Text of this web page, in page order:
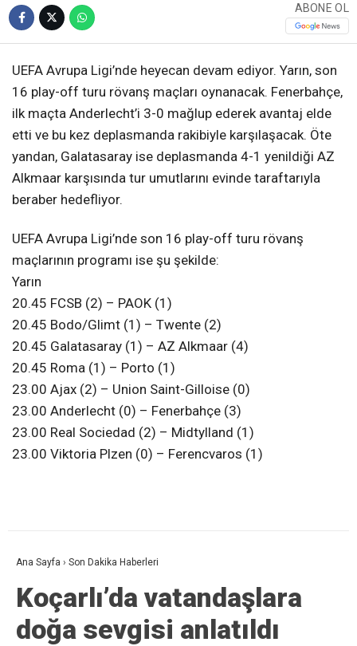
ABONE OL
UEFA Avrupa Ligi’nde heyecan devam ediyor. Yarın, son
16 play-off turu rövanş maçları oynanacak. Fenerbahçe,
ilk maçta Anderlecht’i 3-0 mağlup ederek avantaj elde
etti ve bu kez deplasmanda rakibiyle karşılaşacak. Öte
yandan, Galatasaray ise deplasmanda 4-1 yenildiği AZ
Alkmaar karşısında tur umutlarını evinde taraftarıyla
beraber hedefliyor.
UEFA Avrupa Ligi’nde son 16 play-off turu rövanş
maçlarının programı ise şu şekilde:
Yarın
20.45 FCSB (2) – PAOK (1)
20.45 Bodo/Glimt (1) – Twente (2)
20.45 Galatasaray (1) – AZ Alkmaar (4)
20.45 Roma (1) – Porto (1)
23.00 Ajax (2) – Union Saint-Gilloise (0)
23.00 Anderlecht (0) – Fenerbahçe (3)
23.00 Real Sociedad (2) – Midtylland (1)
23.00 Viktoria Plzen (0) – Ferencvaros (1)
Ana Sayfa › Son Dakika Haberleri
Koçarlı’da vatandaşlara
doğa sevgisi anlatıldı